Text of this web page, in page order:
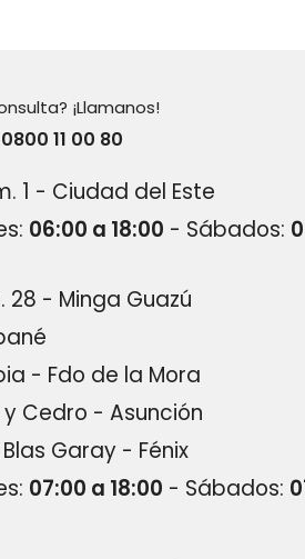
¡Llamanos!
0800 11 00 80
1 - Ciudad del Este
06:00 a 18:00 - Sábados:
28 - Minga Guazú
- Fdo de la Mora
Cedro - Asunción
Garay - Fénix
07:00 a 18:00 - Sábados: